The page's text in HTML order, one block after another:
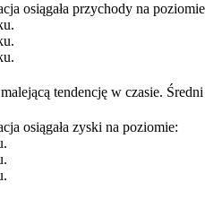
osiągała przychody na
malejącą tendencję w czasie.
osiągała zyski na poziomie: